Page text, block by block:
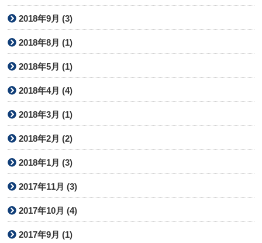
2018年9月 (3)
2018年8月 (1)
2018年5月 (1)
2018年4月 (4)
2018年3月 (1)
2018年2月 (2)
2018年1月 (3)
2017年11月 (3)
2017年10月 (4)
2017年9月 (1)